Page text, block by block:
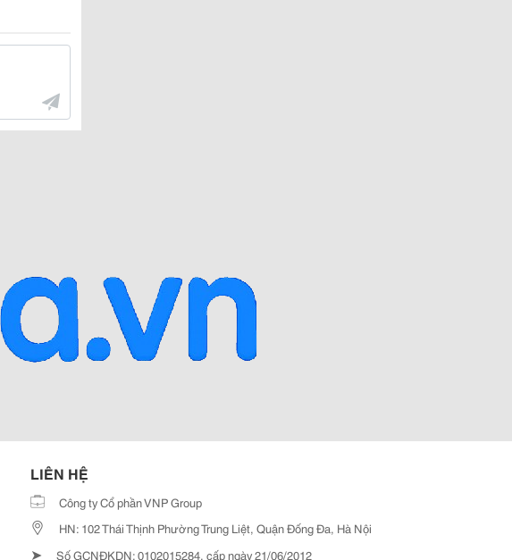
LIÊN HỆ
Công ty Cổ phần VNP Group
HN: 102 Thái Thịnh Phường Trung Liệt, Quận Đống Đa, Hà Nội
➤ Số GCNĐKDN: 0102015284, cấp ngày 21/06/2012